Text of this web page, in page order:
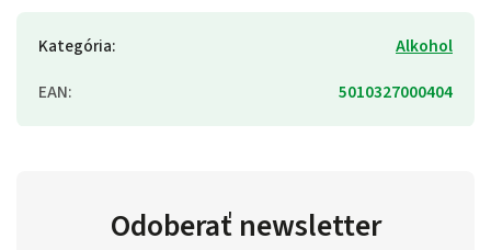
Kategória:
Alkohol
EAN: 5010327000404
Odoberať newsletter